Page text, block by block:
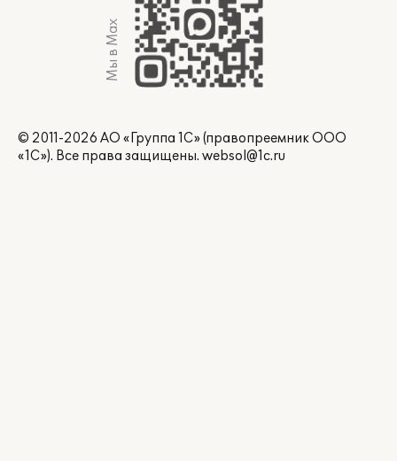
Мы в Max
© 2011-2026 АО «Группа 1С» (правопреемник ООО
«1С»). Все права защищены. websol@1c.ru